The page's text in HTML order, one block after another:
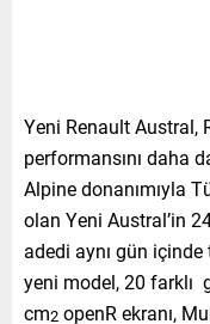
Yeni Renault Austral,
performansını daha
Alpine donanımıyla
olan Yeni Austral’in
adedi aynı gün
yeni model, 20 farklı
cm2 openR ekranı,